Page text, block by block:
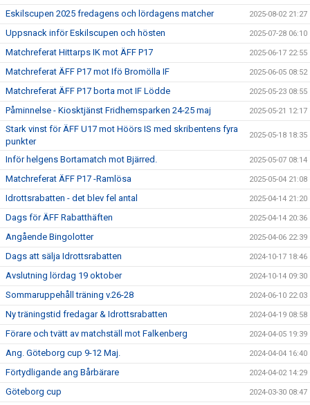
Eskilscupen 2025 fredagens och lördagens matcher 2025-08-02 21:27
Uppsnack inför Eskilscupen och hösten 2025-07-28 06:10
Matchreferat Hittarps IK mot ÄFF P17 2025-06-17 22:55
Matchreferat ÄFF P17 mot Ifö Bromölla IF 2025-06-05 08:52
Matchreferat ÄFF P17 borta mot IF Lödde 2025-05-23 08:55
Påminnelse - Kiosktjänst Fridhemsparken 24-25 maj 2025-05-21 12:17
Stark vinst för ÄFF U17 mot Höörs IS med skribentens fyra
punkter
2025-05-18 18:35
Inför helgens Bortamatch mot Bjärred. 2025-05-07 08:14
Matchreferat ÄFF P17 -Ramlösa 2025-05-04 21:08
Idrottsrabatten - det blev fel antal 2025-04-14 21:20
Dags för ÄFF Rabatthäften 2025-04-14 20:36
Angående Bingolotter 2025-04-06 22:39
Dags att sälja Idrottsrabatten 2024-10-17 18:46
Avslutning lördag 19 oktober 2024-10-14 09:30
Sommaruppehåll träning v.26-28 2024-06-10 22:03
Ny träningstid fredagar & Idrottsrabatten 2024-04-19 08:58
Förare och tvätt av matchställ mot Falkenberg 2024-04-05 19:39
Ang. Göteborg cup 9-12 Maj. 2024-04-04 16:40
Förtydligande ang Bårbärare 2024-04-02 14:29
Göteborg cup 2024-03-30 08:47